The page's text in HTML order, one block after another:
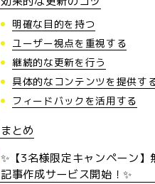
明確な目的を持つ
ユーザー視点を重視する
継続的な更新を行う
具体的なコンテンツを提供す
フィードバックを活用する
まとめ
✨【3名様限定キャンペーン】
記事作成サービス開始！✨